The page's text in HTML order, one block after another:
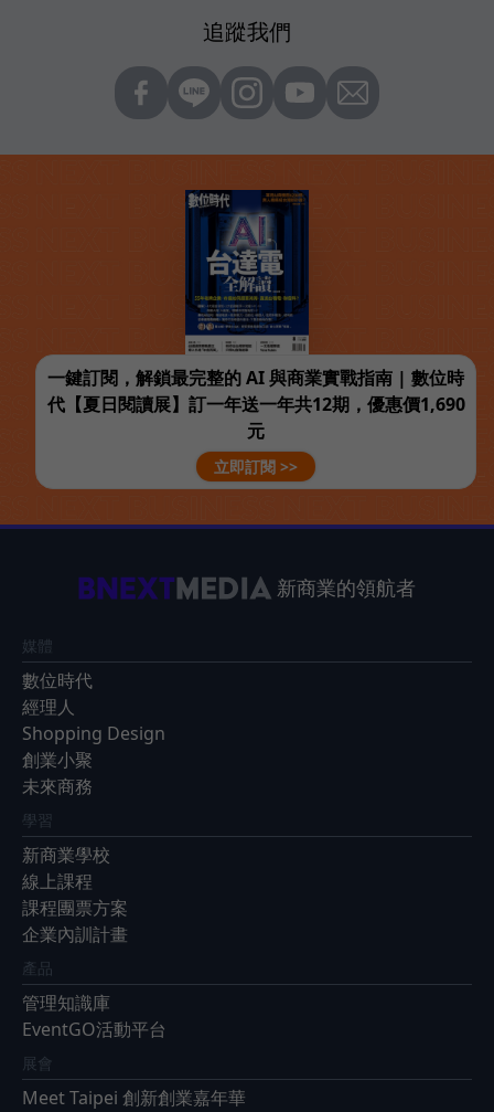
追蹤我們
一鍵訂閱，解鎖最完整的 AI 與商業實戰指南 | 數位時
代【夏日閱讀展】訂一年送一年共12期，優惠價1,690
元
立即訂閱 >>
新商業的領航者
媒體
數位時代
經理人
Shopping Design
創業小聚
未來商務
學習
新商業學校
線上課程
課程團票方案
企業內訓計畫
產品
管理知識庫
EventGO活動平台
展會
Meet Taipei 創新創業嘉年華